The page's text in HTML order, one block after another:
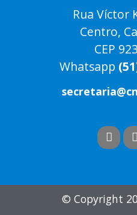
Rua Víctor
Centro,
CEP
Whatsapp
© Copyright